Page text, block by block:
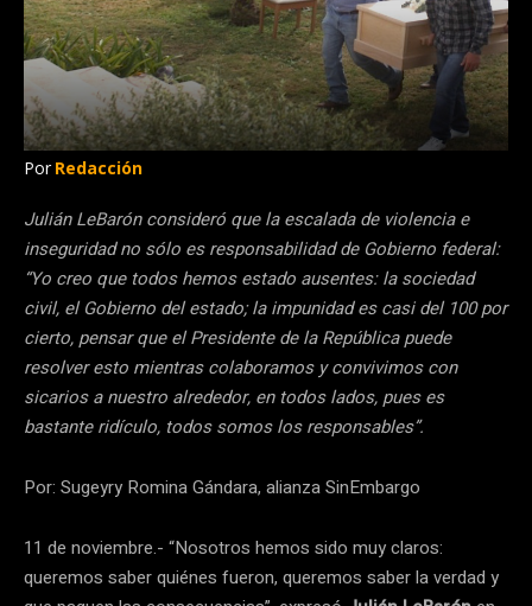
Por Redacción
Julián LeBarón consideró que la escalada de violencia e
inseguridad no sólo es responsabilidad de Gobierno federal:
“Yo creo que todos hemos estado ausentes: la sociedad
civil, el Gobierno del estado; la impunidad es casi del 100 por
cierto, pensar que el Presidente de la República puede
resolver esto mientras colaboramos y convivimos con
sicarios a nuestro alrededor, en todos lados, pues es
bastante ridículo, todos somos los responsables”.
Por: Sugeyry Romina Gándara, alianza SinEmbargo
11 de noviembre.- “Nosotros hemos sido muy claros:
queremos saber quiénes fueron, queremos saber la verdad y